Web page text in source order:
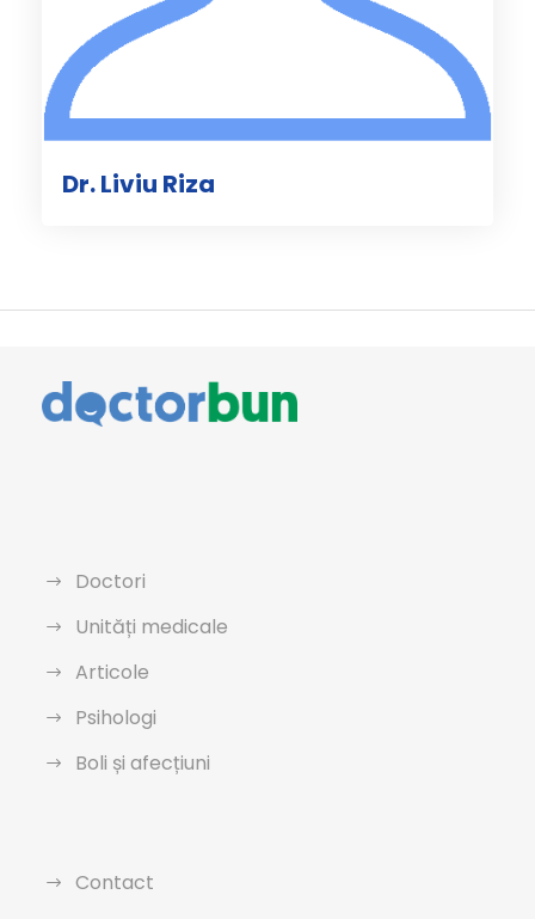
Dr. Liviu Riza
Doctori
Unități medicale
Articole
Psihologi
Boli și afecțiuni
Contact